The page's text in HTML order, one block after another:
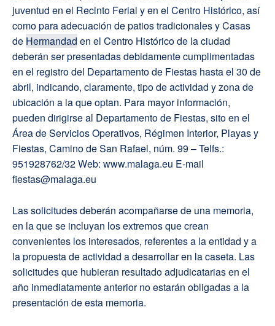
juventud en el Recinto Ferial y en el Centro Histórico, así
como para adecuación de patios tradicionales y Casas
de Hermandad en el Centro Histórico de la ciudad
deberán ser presentadas debidamente cumplimentadas
en el registro del Departamento de Fiestas hasta el 30 de
abril, indicando, claramente, tipo de actividad y zona de
ubicación a la que optan. Para mayor información,
pueden dirigirse al Departamento de Fiestas, sito en el
Área de Servicios Operativos, Régimen Interior, Playas y
Fiestas, Camino de San Rafael, núm. 99 – Telfs.:
951928762/32 Web: www.malaga.eu E-mail
fiestas@malaga.eu
Las solicitudes deberán acompañarse de una memoria,
en la que se incluyan los extremos que crean
convenientes los interesados, referentes a la entidad y a
la propuesta de actividad a desarrollar en la caseta. Las
solicitudes que hubieran resultado adjudicatarias en el
año inmediatamente anterior no estarán obligadas a la
presentación de esta memoria.